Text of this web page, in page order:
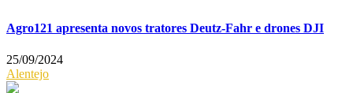
Agro121 apresenta novos tratores Deutz-Fahr e drones DJI
25/09/2024
Alentejo